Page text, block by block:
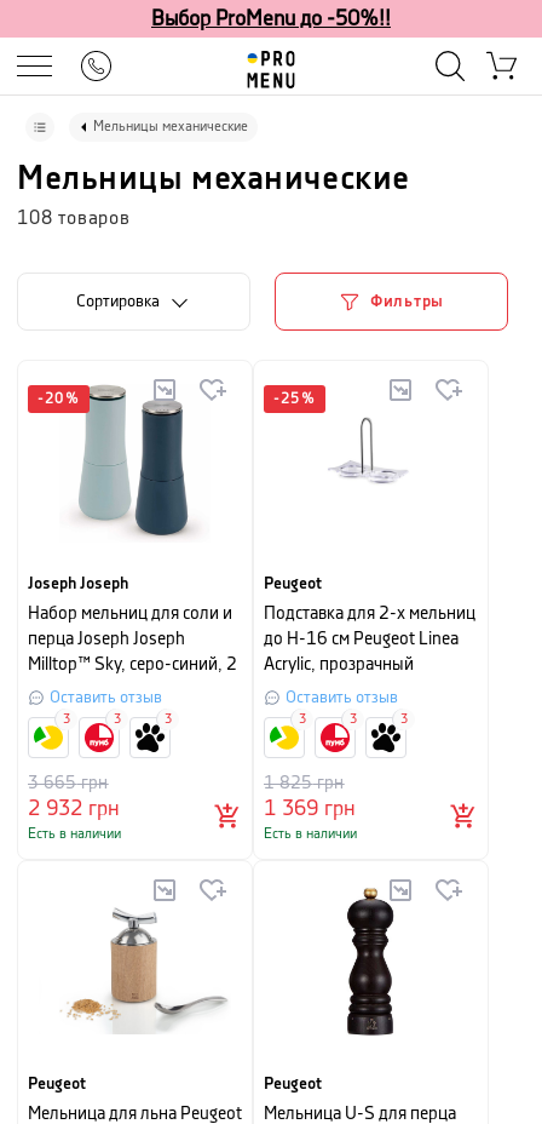
Выбор ProMenu до -50%!!
Мельницы механические
Мельницы механические
108 товаров
Cортировка Фильтры
-20 %
Joseph Joseph
Набор мельниц для соли и
перца Joseph Joseph
Milltop™ Sky, серо-синий, 2
штукиОставить отзыв
2 932 грн
3 665грн
Есть в наличии
3 3 3
-25 %
Peugeot
Подставка для 2-х мельниц
до H-16 см Peugeot Linea
Acrylic, прозрачный
Оставить отзыв
1 369 грн
1 825грн
Есть в наличии
3 3 3
Peugeot
Мельница для льна Peugeot
Peugeot
Мельница U-S для перца